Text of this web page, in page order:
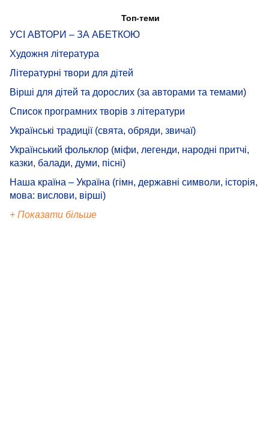
Топ-теми
УСІ АВТОРИ – ЗА АБЕТКОЮ
Художня література
Літературні твори для дітей
Вірші для дітей та дорослих (за авторами та темами)
Список програмних творів з літератури
Українські традиції (свята, обряди, звичаї)
Український фольклор (міфи, легенди, народні притчі,
казки, балади, думи, пісні)
Наша країна – Україна (гімн, державні символи, історія,
мова: вислови, вірші)
+ Показати більше